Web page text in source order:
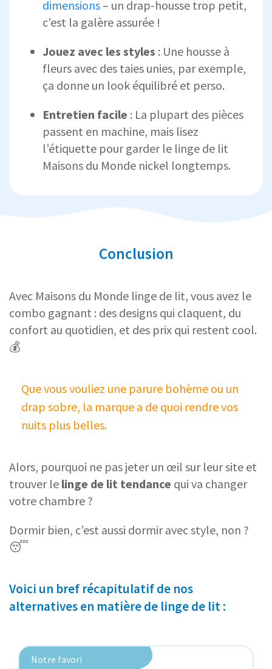
dimensions – un drap-housse trop petit,
c’est la galère assurée !
Jouez avec les styles : Une housse à
fleurs avec des taies unies, par exemple,
ça donne un look équilibré et perso.
Entretien facile : La plupart des pièces
passent en machine, mais lisez
l’étiquette pour garder le linge de lit
Maisons du Monde nickel longtemps.
Conclusion
Avec Maisons du Monde linge de lit, vous avez le
combo gagnant : des designs qui claquent, du
confort au quotidien, et des prix qui restent cool.
💰
Que vous vouliez une parure bohème ou un
drap sobre, la marque a de quoi rendre vos
nuits plus belles.
Alors, pourquoi ne pas jeter un œil sur leur site et
trouver le linge de lit tendance qui va changer
votre chambre ?
Dormir bien, c’est aussi dormir avec style, non ?
😴
Voici un bref récapitulatif de nos
alternatives en matière de linge de lit :
Notre favori